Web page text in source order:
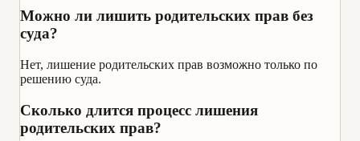
Можно ли лишить родительских прав без
суда?
Нет, лишение родительских прав возможно только по
решению суда.
Сколько длится процесс лишения
родительских прав?